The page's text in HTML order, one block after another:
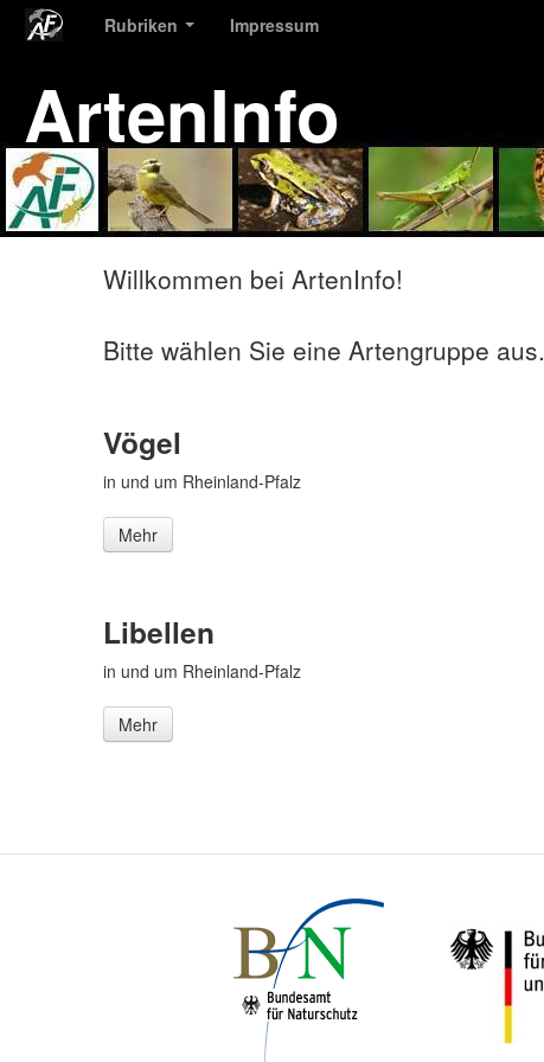
Rubriken Impressum
ArtenInfo
Willkommen bei ArtenInfo!
Bitte wählen Sie eine Artengruppe aus.
Vögel
in und um Rheinland-Pfalz
Mehr
Libellen
in und um Rheinland-Pfalz
Mehr